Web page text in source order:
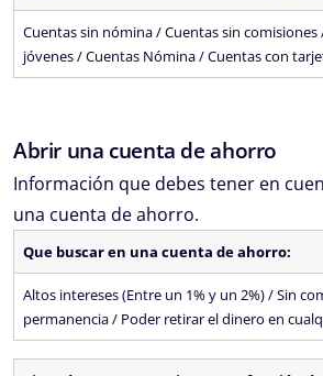
Cuentas sin nómina / Cuentas sin comisiones
jóvenes / Cuentas Nómina / Cuentas con
Abrir una cuenta de ahorro
Información que debes tener en
una cuenta de ahorro.
Que buscar en una cuenta de ahorro:
Altos intereses (Entre un 1% y un 2%) / Sin
permanencia / Poder retirar el dinero en